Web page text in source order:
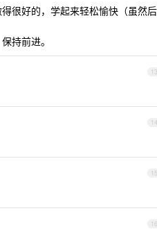
很好的，学起来轻松愉快（虽然后
持前进。
13
14
15
16